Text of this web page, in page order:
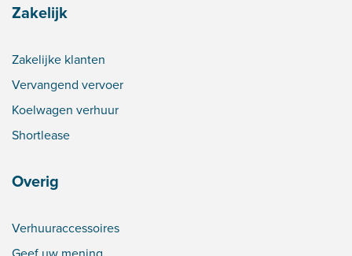
Zakelijk
Zakelijke klanten
Vervangend vervoer
Koelwagen verhuur
Shortlease
Overig
Verhuuraccessoires